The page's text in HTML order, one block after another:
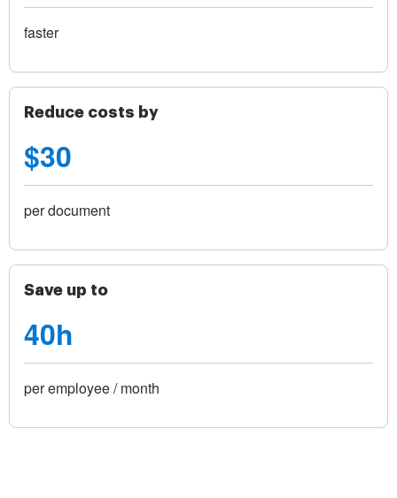
faster
Reduce costs by
$30
per document
Save up to
40h
per employee / month